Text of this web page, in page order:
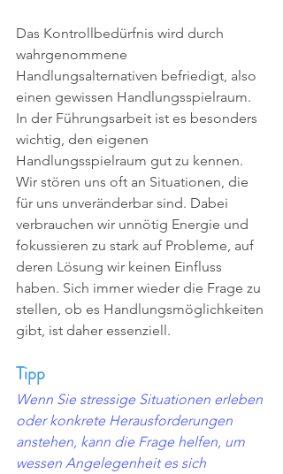
Das Kontrollbedürfnis wird durch
wahrgenommene
Handlungsalternativen befriedigt, also
einen gewissen Handlungsspielraum.
In der Führungsarbeit ist es besonders
wichtig, den eigenen
Handlungsspielraum gut zu kennen.
Wir stören uns oft an Situationen, die
für uns unveränderbar sind. Dabei
verbrauchen wir unnötig Energie und
fokussieren zu stark auf Probleme, auf
deren Lösung wir keinen Einfluss
haben. Sich immer wieder die Frage zu
stellen, ob es Handlungsmöglichkeiten
gibt, ist daher essenziell.
Tipp
Wenn Sie stressige Situationen erleben
oder konkrete Herausforderungen
anstehen, kann die Frage helfen, um
wessen Angelegenheit es sich